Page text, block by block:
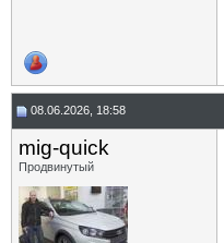
08.06.2026, 18:58
mig-quick
Продвинутый